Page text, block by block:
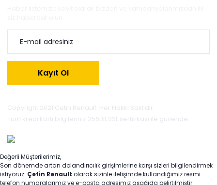
Kayıt Ol
Copyright 2021 Cetin Renault. Her Hakkı Saklıdır.
Tüm kredi kartı bilgileriniz 256Bit SSL sertifikası ile güvende.
Değerli Müşterilerimiz,
Son dönemde artan dolandırıcılık girişimlerine karşı sizleri bilgilendirmek
istiyoruz. Çetin Renault olarak sizinle iletişimde kullandığımız resmi
telefon numaralarımız ve e-posta adresimiz aşağıda belirtilmiştir: